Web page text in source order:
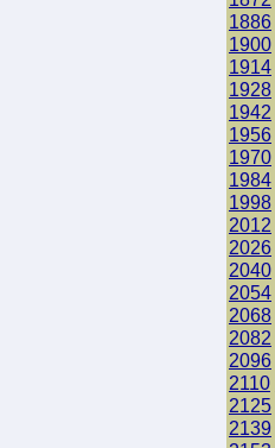
1886
1900
1914
1928
1942
1956
1970
1984
1998
2012
2026
2040
2054
2068
2082
2096
2110
2125
2139